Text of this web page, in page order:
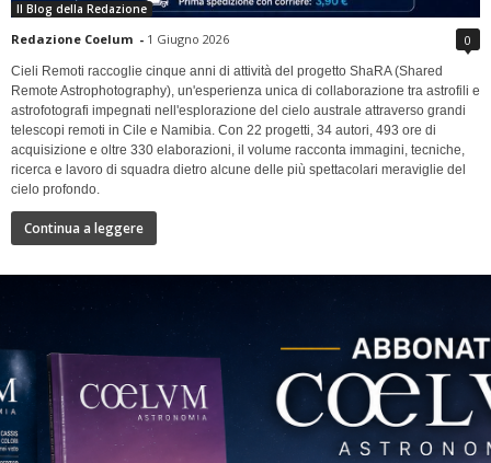
Il Blog della Redazione
Redazione Coelum - 1 Giugno 2026 0
Cieli Remoti raccoglie cinque anni di attività del progetto ShaRA (Shared
Remote Astrophotography), un'esperienza unica di collaborazione tra astrofili e
astrofotografi impegnati nell'esplorazione del cielo australe attraverso grandi
telescopi remoti in Cile e Namibia. Con 22 progetti, 34 autori, 493 ore di
acquisizione e oltre 330 elaborazioni, il volume racconta immagini, tecniche,
ricerca e lavoro di squadra dietro alcune delle più spettacolari meraviglie del
cielo profondo.
Continua a leggere